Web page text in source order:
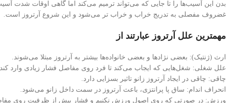
بدن این آسیب‌ها را تا جایی که می‌تواند ترمیم می‌کند اما گاهی اوقات شدت
غضروف مفصلی به تدریج خراب و خراب تر می‌شود و این شروع آرتروز است.
مهمترین علل آرتروز عبارتند از
ارث (ژنتیک): بعضی نژادها و بعضی خانواده‌ها بیشتر به آرتروز مبتلا می‌شوند.
علل شغلی: شغل‌هایی که ایجاب می‌کند تا فرد روی مفاصل فشار زیادی وارد کند
چاقی: چاقی در ایجاد آرتروز زانو تاثیر بسزایی دارد.
انحراف اندام: ساق پا پرانتزی، باعث آرتروز در سمت داخل زانو می‌شود.
ورزش: در صورتی که روی اصول ورزش نکنیم و فشار بیش از ظرفیت روی مفاصل